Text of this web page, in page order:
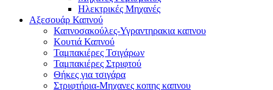
Ηλεκτρικές Μηχανές
Αξεσουάρ Καπνού
Καπνοσακούλες-Υγραντηρακια καπνου
Κουτιά Καπνού
Ταμπακιέρες Τσιγάρων
Ταμπακιέρες Στριφτού
Θήκες για τσιγάρα
Στριφτήρια-Μηχανες κοπης καπνου